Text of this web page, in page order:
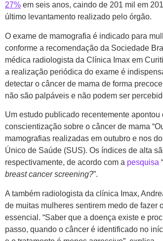
27% em seis anos, caindo de 201 mil em
último levantamento realizado pelo órgão.
O exame de mamografia é indicado para
conforme a recomendação da Sociedade
médica radiologista da Clínica Imax em
a realização periódica do exame é
detectar o câncer de mama de forma
não são palpáveis e não podem ser
Um estudo publicado recentemente
conscientização sobre o câncer de mama
mamografias realizadas em outubro e nos
Único de Saúde (SUS). Os índices de alta
respectivamente, de acordo com a pesquisa “
breast cancer screening?”.
A também radiologista da clínica Imax,
de muitas mulheres sentirem medo de fazer
essencial. “Saber que a doença existe e
passo, quando o câncer é identificado no